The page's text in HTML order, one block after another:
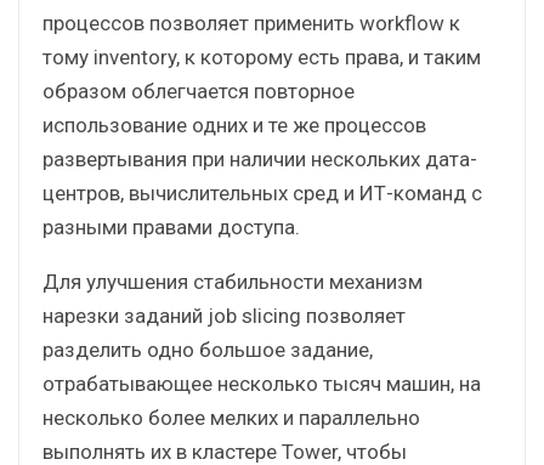
процессов позволяет применить workflow к
тому inventory, к которому есть права, и таким
образом облегчается повторное
использование одних и те же процессов
развертывания при наличии нескольких дата-
центров, вычислительных сред и ИТ-команд с
разными правами доступа.
Для улучшения стабильности механизм
нарезки заданий job slicing позволяет
разделить одно большое задание,
отрабатывающее несколько тысяч машин, на
несколько более мелких и параллельно
выполнять их в кластере Tower, чтобы